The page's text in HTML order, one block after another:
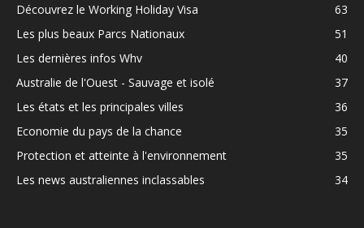
Découvrez le Working Holiday Visa
63
Les plus beaux Parcs Nationaux
51
Les dernières infos Whv
40
Australie de l'Ouest - Sauvage et isolé
37
Les états et les principales villes
36
Economie du pays de la chance
35
Protection et atteinte à l'environnement
35
Les news australiennes inclassables
34